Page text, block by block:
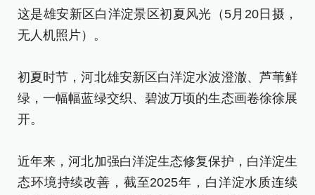
这是雄安新区白洋淀景区初夏风光（5月20日摄，
无人机照片）。
初夏时节，河北雄安新区白洋淀水波澄澈、芦苇鲜
绿，一幅幅蓝绿交织、碧波万顷的生态画卷徐徐展
开。
近年来，河北加强白洋淀生态修复保护，白洋淀生
态环境持续改善，截至2025年，白洋淀水质连续